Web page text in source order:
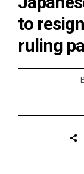
to
ruling